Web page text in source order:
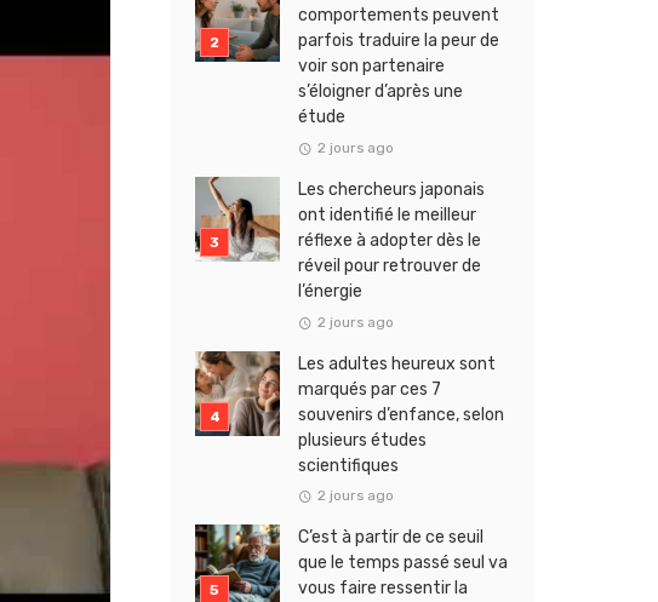
comportements peuvent
parfois traduire la peur de
voir son partenaire
s’éloigner d’après une
étude
2 jours ago
Les chercheurs japonais
ont identifié le meilleur
réflexe à adopter dès le
réveil pour retrouver de
l’énergie
2 jours ago
Les adultes heureux sont
marqués par ces 7
souvenirs d’enfance, selon
plusieurs études
scientifiques
2 jours ago
C’est à partir de ce seuil
que le temps passé seul va
vous faire ressentir la